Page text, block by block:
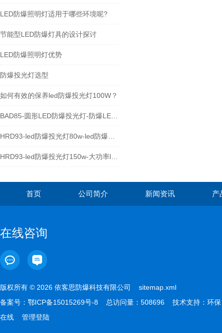
LED防爆照明灯适用于哪些环境呢?
节能型LED防爆灯具的设计探讨
LED防爆照明灯优势
防爆投光灯选型
如何有效的保养led防爆投光灯100W？
首页 公司简介 新闻资讯 产
在线咨询
版权所有 © 2026 依客思防爆科技有限公司 sitemap.xml
备案号： 鄂ICP备15015269号-8 总访问量：508696 技术支持： 环保
在线
管理登陆